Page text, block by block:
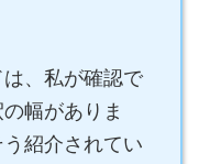
、私が確認で
幅がありま
紹介されてい